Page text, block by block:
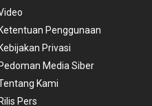
Ketentuan Penggunaan
Kebijakan Privasi
Pedoman Media Siber
Kami
Rilis Pers